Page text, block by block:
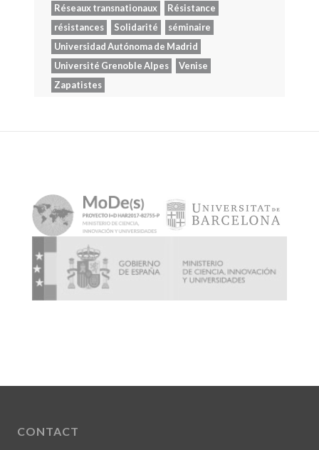
Réseaux transnationaux
Résistance
résistances
Solidarité
séminaire
Universidad Autónoma de Madrid
Université Grenoble Alpes
Venise
Zapatistes
CONTACT